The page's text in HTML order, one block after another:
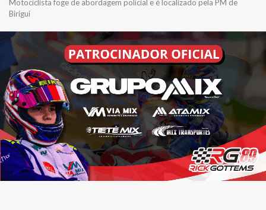
Motociclista foge de abordagem policial e é localizado pela PM de
Birigui